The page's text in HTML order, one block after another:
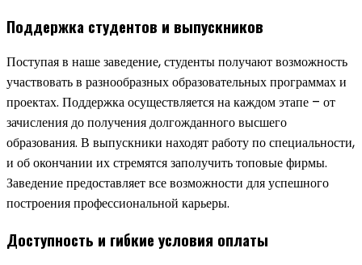
Поддержка студентов и выпускников
Поступая в наше заведение, студенты получают возможность
участвовать в разнообразных образовательных программах и
проектах. Поддержка осуществляется на каждом этапе – от
зачисления до получения долгожданного высшего
образования. В выпускники находят работу по специальности,
и об окончании их стремятся заполучить топовые фирмы.
Заведение предоставляет все возможности для успешного
построения профессиональной карьеры.
Доступность и гибкие условия оплаты